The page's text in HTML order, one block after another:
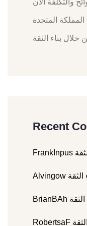
المتحدة
خلال بناء الثقة
Recent
FrankInpus
Alvingow
BrianBAh
RobertsaF